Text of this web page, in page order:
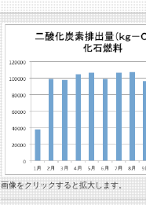
画像をクリックすると拡大します。